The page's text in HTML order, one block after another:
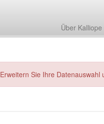
Über Kalliope
Erweitern Sie Ihre Datenauswahl